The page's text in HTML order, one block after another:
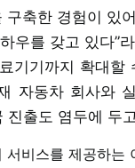
구축한 경험이 있
우를 갖고 있다”
기기까지 확대할
자동차 회사와
진출도 염두에 두